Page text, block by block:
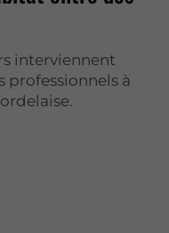
interviennent
professionnels à